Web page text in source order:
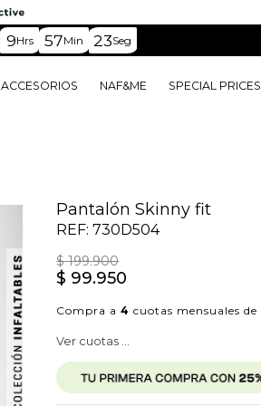
9Hrs 57Min 22Seg
ACCESORIOS NAF&ME SPECIAL PRICES
Pantalón Skinny fit
REF:730D504
$ 199.900
$ 99.950
Compra a4 cuotas mensuales de
Ver cuotas ...